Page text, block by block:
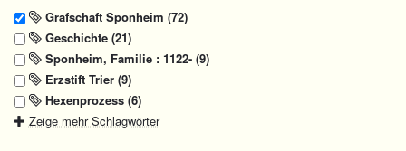
Grafschaft Sponheim (72)
Geschichte (21)
Sponheim, Familie : 1122- (9)
Erzstift Trier (9)
Hexenprozess (6)
Zeige mehr Schlagwörter